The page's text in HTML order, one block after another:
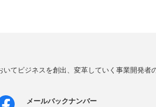
てビジネスを創出、変革していく事業開発者
メールバックナンバー